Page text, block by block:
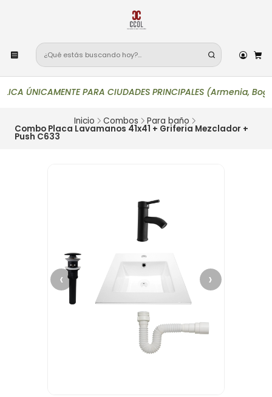
ÚNICAMENTE PARA CIUDADES PRINCIPALES (Armenia,
Inicio Combos Para baño
Combo Placa Lavamanos 41x41 + Griferia Mezclador +
Push C633
‹ ›